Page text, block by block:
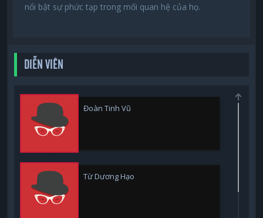
nổi bật sự phức tạp trong mối quan hệ của họ.
DIỄN VIÊN
Đoàn Tinh Vũ
Từ Dương Hạo